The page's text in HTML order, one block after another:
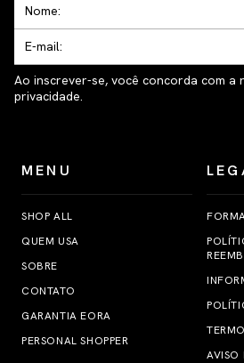
Ao inscrever-se, você concorda com a
privacidade.
MENU
SHOP ALL
QUEM USA
SOBRE
CONTATO
GARANTIA EORA
PERSONAL SHOPPER
AVISO